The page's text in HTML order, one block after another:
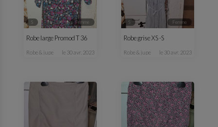
S femme
Robe large Promod T 36
robe & jupe le 30 avr. 2023
S femme
Robe grise XS -S
robe & jupe le 30 avr. 2023